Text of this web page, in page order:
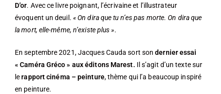
D’or. Avec ce livre poignant, l’écrivaine et l’illustrateur
évoquent un deuil. « On dira que tu n’es pas morte. On dira que
la mort, elle-même, n’existe plus ».
En septembre 2021, Jacques Cauda sort sondernier essai
« Caméra Gréco » aux éditons Marest. Il s’agit d’un texte sur
lerapport cinéma – peinture, thème qui l’a beaucoup inspiré
en peinture.